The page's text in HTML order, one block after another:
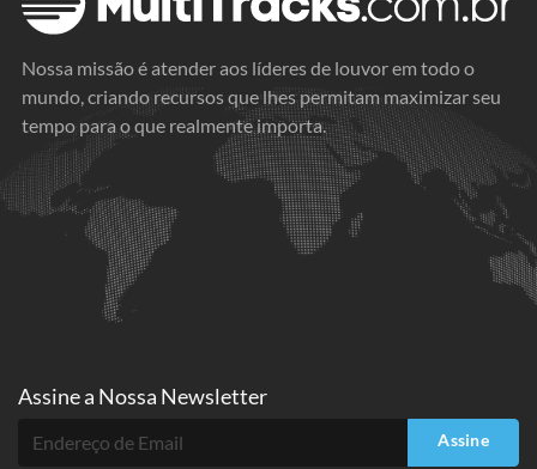
Nossa missão é atender aos líderes de louvor em todo o
mundo, criando recursos que lhes permitam maximizar seu
tempo para o que realmente importa.
Assine a Nossa Newsletter
Assine